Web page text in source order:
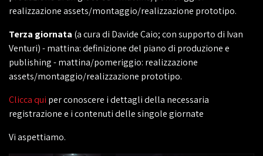
realizzazione assets/montaggio/realizzazione prototipo.
Terza giornata (a cura di Davide Caio; con supporto di Ivan
Venturi) - mattina: definizione del piano di produzione e
publishing - mattina/pomeriggio: realizzazione
assets/montaggio/realizzazione prototipo.
Clicca qui per conoscere i dettagli della necessaria
registrazione e i contenuti delle singole giornate
Vi aspettiamo.